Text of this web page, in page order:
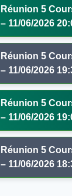
Réunion 5
– 11/06/2026
Réunion 5
– 11/06/2026
Réunion 5
– 11/06/2026
Réunion 5
– 11/06/2026